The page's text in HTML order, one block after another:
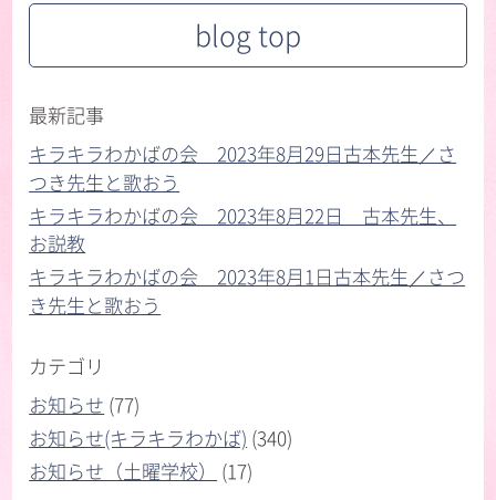
blog top
最新記事
キラキラわかばの会 2023年8月29日古本先生／さ
つき先生と歌おう
キラキラわかばの会 2023年8月22日 古本先生、
お説教
キラキラわかばの会 2023年8月1日古本先生／さつ
き先生と歌おう
カテゴリ
お知らせ (77)
お知らせ(キラキラわかば) (340)
お知らせ（土曜学校）
(17)